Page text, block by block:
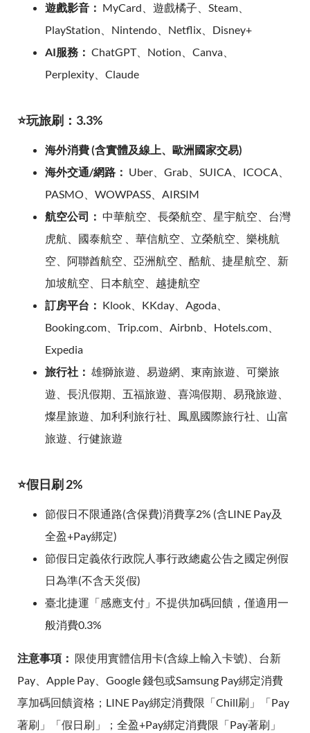
遊戲影音： MyCard、遊戲橘子、Steam、
PlayStation、Nintendo、Netflix、Disney+
AI服務： ChatGPT、Notion、Canva、
Perplexity、Claude
⭐玩旅刷：3.3%
海外消費 (含實體及線上、歐洲國家交易)
海外交通/網路： Uber、Grab、SUICA、ICOCA、
PASMO、WOWPASS、AIRSIM
航空公司： 中華航空、長榮航空、星宇航空、台灣
虎航、國泰航空 、華信航空、立榮航空、樂桃航
空、阿聯酋航空、亞洲航空、酷航、捷星航空、新
加坡航空、日本航空、越捷航空
訂房平台： Klook、KKday、Agoda、
Booking.com、Trip.com、Airbnb、Hotels.com、
Expedia
旅行社： 雄獅旅遊、易遊網、東南旅遊、可樂旅
遊、長汎假期、五福旅遊、喜鴻假期、易飛旅遊、
燦星旅遊、加利利旅行社、鳳凰國際旅行社、山富
旅遊、行健旅遊
⭐假日刷 2%
節假日不限通路(含保費)消費享2% (含LINE Pay及
全盈+Pay綁定)
節假日定義依行政院人事行政總處公告之國定例假
日為準(不含天災假)
臺北捷運「感應支付」不提供加碼回饋，僅適用一
般消費0.3%
注意事項： 限使用實體信用卡(含線上輸入卡號)、台新
Pay、Apple Pay、Google 錢包或Samsung Pay綁定消費
享加碼回饋資格；LINE Pay綁定消費限「Chill刷」「Pay
著刷」「假日刷」；全盈+Pay綁定消費限「Pay著刷」